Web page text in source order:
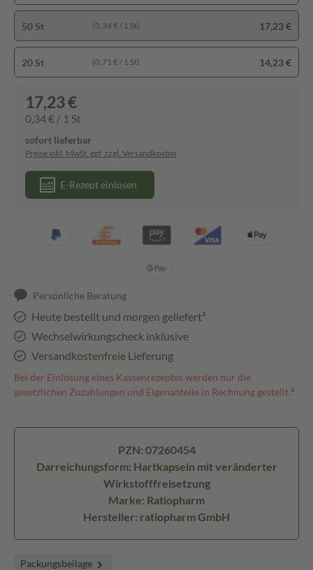
50 St (0,34 € / 1 St) 17,23 €
20 St (0,71 € / 1 St) 14,23 €
17,23 €
0,34 € / 1 St
sofort lieferbar
Preise inkl. MwSt. ggf. zzgl. Versandkosten
E-Rezept einlösen
Persönliche Beratung
Heute bestellt und morgen geliefert³
Wechselwirkungscheck inklusive
Versandkostenfreie Lieferung
Bei der Einlösung eines Kassenrezeptes werden nur die
gesetzlichen Zuzahlungen und Eigenanteile in Rechnung gestellt.⁴
PZN: 07260454
Darreichungsform: Hartkapseln mit veränderter
Wirkstofffreisetzung
Marke: Ratiopharm
Hersteller: ratiopharm GmbH
Packungsbeilage